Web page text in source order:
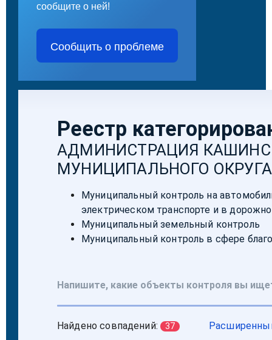
сообщите о ней!
Сообщить о проблеме